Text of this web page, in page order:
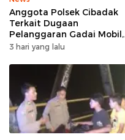
Anggota Polsek Cibadak
Terkait Dugaan
Pelanggaran Gadai Mobil,
Kasus Ditangani Bid
3 hari yang lalu